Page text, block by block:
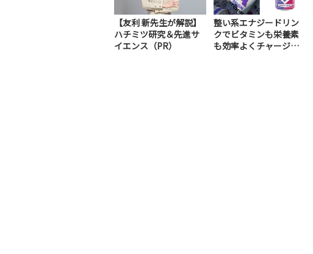
【友利 新先生が解説】
ハチミツ研究＆先進サ
イエンス（PR）
整い系エナジードリン
クでビタミンも栄養素
も効率よくチャージ！